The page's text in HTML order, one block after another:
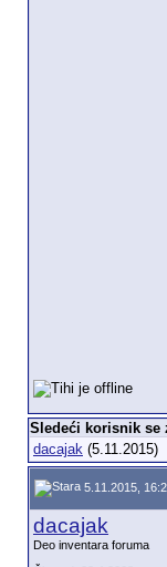
Sledeći korisnik se
dacajak(5.11.2015)
5.11.2015,
dacajak
Deo inventara foruma